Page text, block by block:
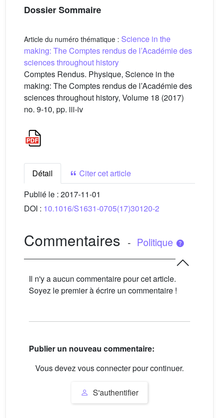
Dossier Sommaire
Article du numéro thématique : Science in the
making: The Comptes rendus de l’Académie des
sciences throughout history
Comptes Rendus. Physique, Science in the
making: The Comptes rendus de l’Académie des
sciences throughout history, Volume 18 (2017)
no. 9-10, pp. iii-iv
Détail
Citer cet article
Publié le : 2017-11-01
DOI : 10.1016/S1631-0705(17)30120-2
Commentaires - Politique
Il n'y a aucun commentaire pour cet article.
Soyez le premier à écrire un commentaire !
Publier un nouveau commentaire:
Vous devez vous connecter pour continuer.
S'authentifier